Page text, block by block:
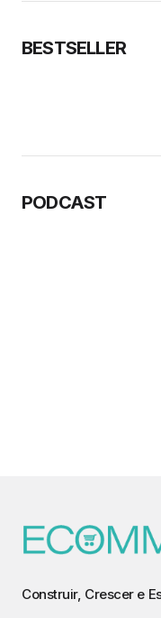
BESTSELLER
PODCAST
Construir, Crescer e